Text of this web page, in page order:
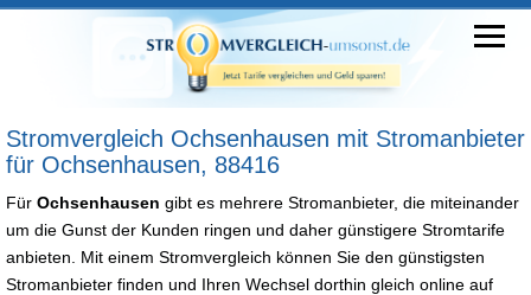
Stromvergleich Ochsenhausen mit Stromanbieter
für Ochsenhausen, 88416
Für Ochsenhausen gibt es mehrere Stromanbieter, die miteinander
um die Gunst der Kunden ringen und daher günstigere Stromtarife
anbieten. Mit einem Stromvergleich können Sie den günstigsten
Stromanbieter finden und Ihren Wechsel dorthin gleich online auf